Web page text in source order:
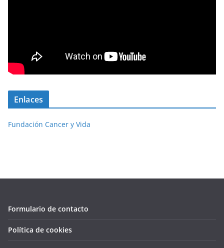
Enlaces
Fundación Cancer y Vida
Formulario de contacto
Política de cookies